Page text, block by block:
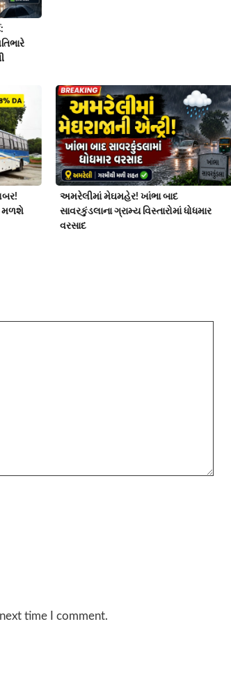
મળશે
અમરેલીમાં મેઘમહેર! ખાંભા બાદ
સાવરકુંડલાના ગ્રામ્ય વિસ્તારોમાં ધોધમાર
વરસાદ
time I comment.